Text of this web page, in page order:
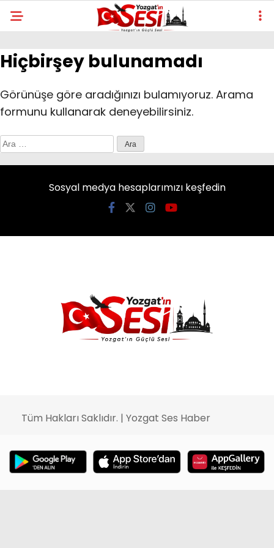
Hiçbirşey bulunamadı
Görünüşe göre aradığınızı bulamıyoruz. Arama
formunu kullanarak deneyebilirsiniz.
Arama:
Sosyal medya hesaplarımızı keşfedin
Tüm Hakları Saklıdır. | Yozgat Ses Haber